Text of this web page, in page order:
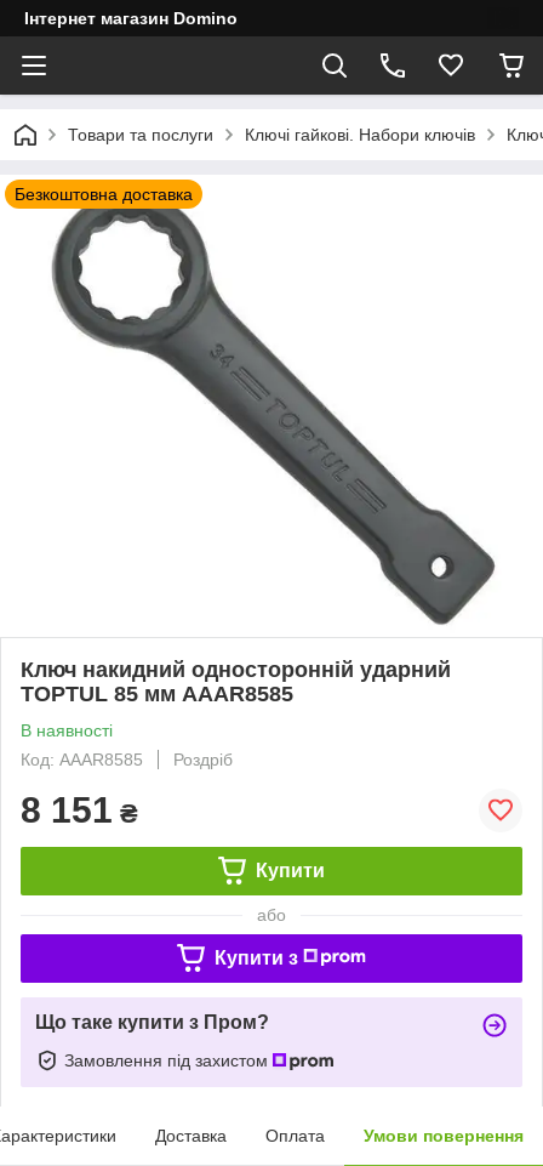
Інтернет магазин Domino
Товари та послуги Ключі гайкові. Набори ключів
Безкоштовна доставка
Ключ накидний односторонній ударний
TOPTUL 85 мм AAAR8585
В наявності
Код: AAAR8585
Роздріб
8 151 ₴
Купити
або
Купити з
Що таке купити з Пром?
Замовлення під захистом
Доставка Оплата Умови повернення